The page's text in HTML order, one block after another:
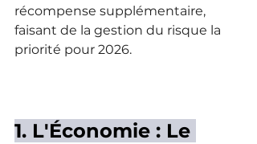
récompense supplémentaire,
faisant de la gestion du risque la
priorité pour 2026.
1. L'Économie : Le